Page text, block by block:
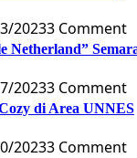
20233 Comment
Netherland”
20233 Comment
di Area UNNES
20233 Comment